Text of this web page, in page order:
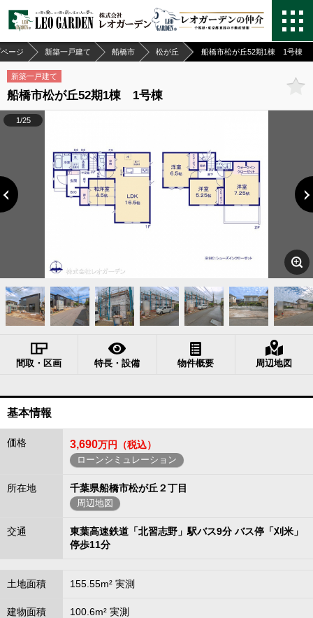
ージ 新築一戸建て 船橋市 松が丘 船橋市松が丘52期1棟 1号棟
新築一戸建て
船橋市松が丘52期1棟 1号棟
1/25
間取・区画 特長・設備 物件概要 周辺地図
基本情報
価格 3,690万円（税込）
ローンシミュレーション
所在地 千葉県船橋市松が丘２丁目
周辺地図
交通
東葉高速鉄道「北習志野」駅バス9分 バス停「刈米」
停歩11分
土地面積 155.55m² 実測
建物面積 100.6m² 実測